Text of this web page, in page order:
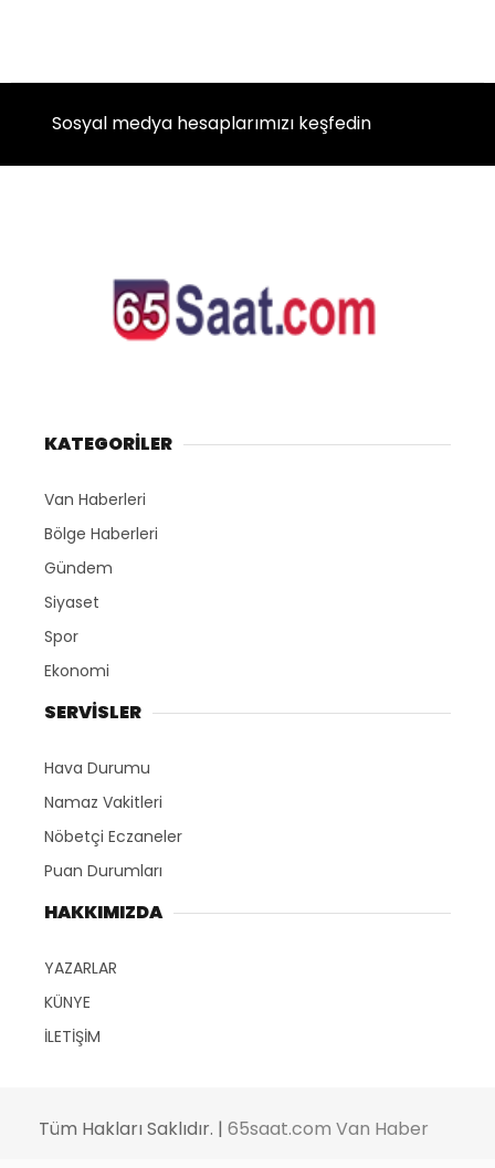
Sosyal medya hesaplarımızı keşfedin
KATEGORİLER
Van Haberleri
Bölge Haberleri
Gündem
Siyaset
Spor
Ekonomi
SERVİSLER
Hava Durumu
Namaz Vakitleri
Nöbetçi Eczaneler
Puan Durumları
HAKKIMIZDA
YAZARLAR
KÜNYE
İLETİŞİM
Tüm Hakları Saklıdır. | 65saat.com Van Haber